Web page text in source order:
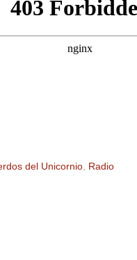
del Unicornio, Radio